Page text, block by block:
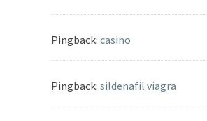
Pingback: casino
Pingback: sildenafil viagra